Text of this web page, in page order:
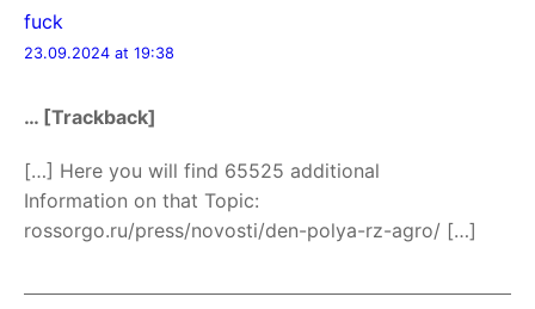
fuck
23.09.2024 at 19:38
… [Trackback]
[…] Here you will find 65525 additional
Information on that Topic:
rossorgo.ru/press/novosti/den-polya-rz-agro/ […]